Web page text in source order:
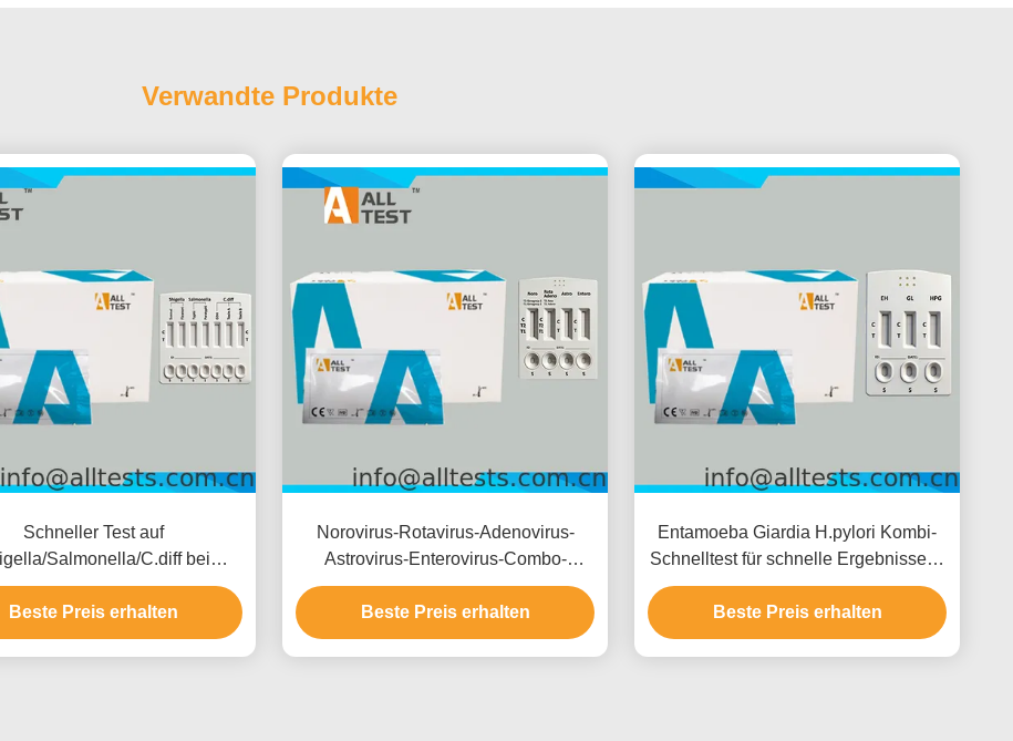
Verwandte Produkte
Schneller Test auf
Salmonella/C.diff bei
Durchfall mit schnellen
in 10 Minuten, hoher
und einfacher visueller
Beste Preis erhalten
Norovirus-Rotavirus-Adenovirus-
Astrovirus-Enterovirus-Combo-
Schnelltest für Infektionskrankheiten
mit schnellen Ergebnissen in 15
Minuten, hoher Genauigkeit und
Beste Preis erhalten
Entamoeba Giardia H.pylori Kombi-
Schnelltest für schnelle Ergebnisse in
10 Minuten mit hoher Genauigkeit und
einfacher visueller Interpretation
Beste Preis erhalten